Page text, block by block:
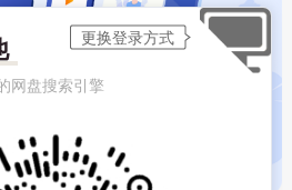
网盘搜索引擎